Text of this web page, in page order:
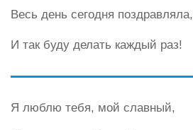
Весь день сегодня поздравляла,
И так буду делать каждый раз!
Я люблю тебя, мой славный,